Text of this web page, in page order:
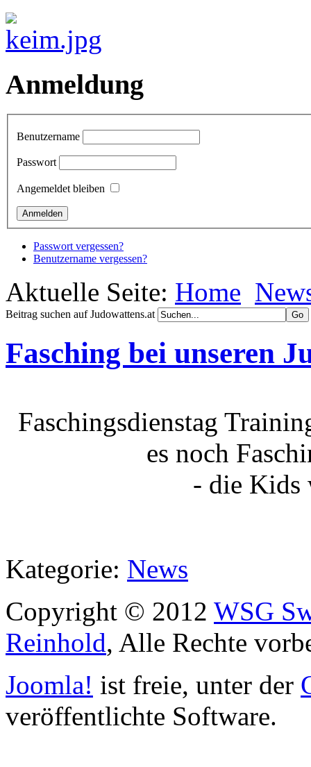
Anmeldung
Benutzername
Passwort
Angemeldet bleiben
Passwort vergessen?
Benutzername vergessen?
Aktuelle Seite: Home
Beitrag suchen auf Judowattens.at
Fasching bei unseren
Faschingsdienstag
es noch
- die Kids
Kategorie: News
Copyright © 2012 WSG
Reinhold, Alle Rechte
Joomla! ist freie, unter der
veröffentlichte Software.